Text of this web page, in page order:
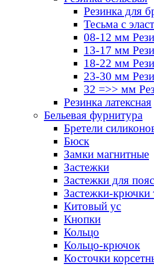
Резинка для
Тесьма с
08-12 мм
13-17 мм
18-22 мм
23-30 мм
32 =>> мм
Резинка латексная
Бельевая фурнитура
Бретели
Бюск
Замки магнитные
Застежки
Застежки для
Застежки-крючки
Китовый ус
Кнопки
Кольцо
Кольцо-крючок
Косточки